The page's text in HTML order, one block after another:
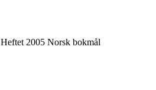
Heftet 2005 Norsk bokmål